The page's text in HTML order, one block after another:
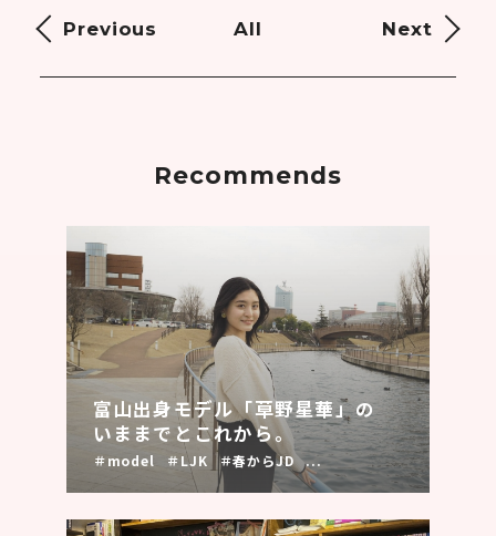
Previous All Next
Recommends
富山出身モデル「草野星華」の
いままでとこれから。
＃model ＃LJK ＃春からJD ...